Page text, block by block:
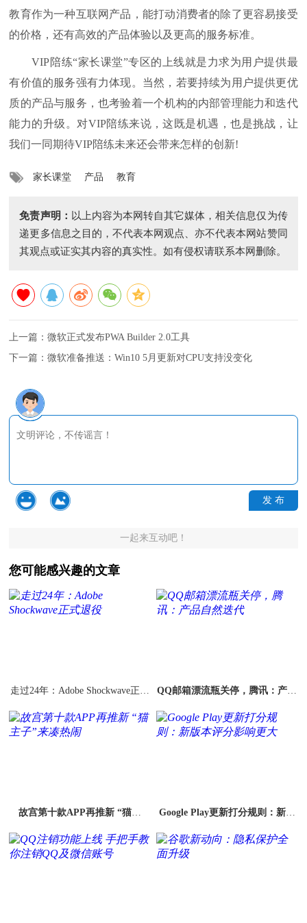
教育作为一种互联网产品，能打动消费者的除了更容易接受
的价格，还有高效的产品体验以及更高的服务标准。
VIP陪练“家长课堂”专区的上线就是力求为用户提供最
有价值的服务强有力体现。当然，若要持续为用户提供更优
质的产品与服务，也考验着一个机构的内部管理能力和迭代
能力的升级。对VIP陪练来说，这既是机遇，也是挑战，让
我们一同期待VIP陪练未来还会带来怎样的创新!
家长课堂 产品 教育
免责声明： 以上内容为本网转自其它媒体，相关信息仅为传
递更多信息之目的，不代表本网观点、亦不代表本网站赞同
其观点或证实其内容的真实性。如有侵权请联系本网删除。
上一篇：微软正式发布PWA Builder 2.0工具
下一篇：微软准备推送：Win10 5月更新对CPU支持没变化
发 布
一起来互动吧！
您可能感兴趣的文章
走过24年：Adobe Shockwave正式
QQ邮箱漂流瓶关停，腾讯：产品
故宫第十款APP再推新 “猫主
Google Play更新打分规则：新版